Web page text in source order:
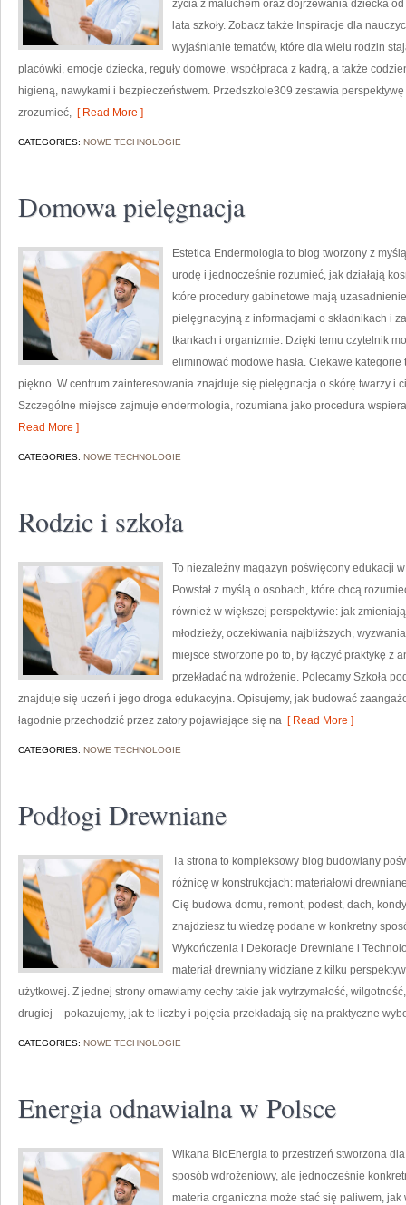
życia z maluchem oraz dojrzewania dziecka
lata szkoły. Zobacz także Inspiracje dla
wyjaśnianie tematów, które dla wielu rodzin
placówki, emocje dziecka, reguły domowe, współpraca z kadrą, a także
higieną, nawykami i bezpieczeństwem. Przedszkole309 zestawia
zrozumieć, [ Read More ]
CATEGORIES: NOWE TECHNOLOGIE
Domowa pielęgnacja
Estetica Endermologia to blog tworzony z
urodę i jednocześnie rozumieć, jak działają
które procedury gabinetowe mają
pielęgnacyjną z informacjami o składnikach i
tkankach i organizmie. Dzięki temu czytelnik
eliminować modowe hasła. Ciekawe
piękno. W centrum zainteresowania znajduje się pielęgnacja o skórę twarzy i
Szczególne miejsce zajmuje endermologia, rozumiana jako procedura
Read More ]
CATEGORIES: NOWE TECHNOLOGIE
Rodzic i szkoła
To niezależny magazyn poświęcony edukacji
Powstał z myślą o osobach, które chcą
również w większej perspektywie: jak
młodzieży, oczekiwania najbliższych,
miejsce stworzone po to, by łączyć praktykę z
przekładać na wdrożenie. Polecamy Szkoła
znajduje się uczeń i jego droga edukacyjna. Opisujemy, jak budować
łagodnie przechodzić przez zatory pojawiające się na [ Read More ]
CATEGORIES: NOWE TECHNOLOGIE
Podłogi Drewniane
Ta strona to kompleksowy blog budowlany
różnicę w konstrukcjach: materiałowi
Cię budowa domu, remont, podest, dach,
znajdziesz tu wiedzę podane w konkretny
Wykończenia i Dekoracje Drewniane i
materiał drewniany widziane z kilku
użytkowej. Z jednej strony omawiamy cechy takie jak wytrzymałość,
drugiej – pokazujemy, jak te liczby i pojęcia przekładają się na praktyczne
CATEGORIES: NOWE TECHNOLOGIE
Energia odnawialna w Polsce
Wikana BioEnergia to przestrzeń stworzona
sposób wdrożeniowy, ale jednocześnie
materia organiczna może stać się paliwem,